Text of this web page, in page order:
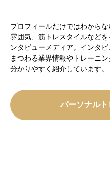
プロフィールだけではわから
雰囲気、筋トレスタイルなど
ンタビューメディア。インタ
まつわる業界情報やトレーニ
分かりやすく紹介しています。
パーソナル